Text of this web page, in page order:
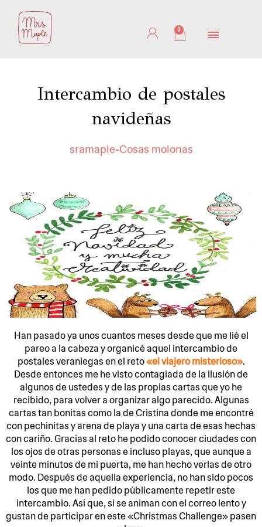
contenido
0
Cart
Intercambio de postales
navideñas
sramaple Cosas molonas
Han pasado ya unos cuantos meses desde que me lié el
pareo a la cabeza y organicé aquel intercambio de
postales veraniegas en el reto«el viajero misterioso».
Desde entonces me he visto contagiada de la ilusión de
algunos de ustedes y de las propias cartas que yo he
recibido, para volver a organizar algo parecido. Algunas
cartas tan bonitas como la de Cristina donde me encontré
con pechinitas y arena de playa y una carta de esas hechas
con cariño. Gracias al reto he podido conocer ciudades con
los ojos de otras personas e incluso playas, que aunque a
veinte minutos de mi puerta, me han hecho verlas de otro
modo. Después de aquella experiencia, no han sido pocos
los que me han pedido públicamente repetir este
intercambio. Así que, si se animan con el correo lento y
gustan de participar en este «Christmas Challenge» pasen